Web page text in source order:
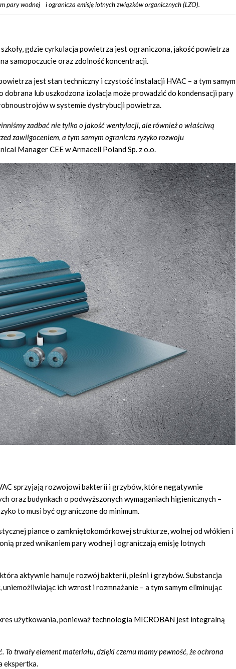
pary wodnej i ogranicza emisję lotnych związków organicznych (LZO).
gdzie cyrkulacja powietrza jest ograniczona, jakość powietrza
samopoczucie oraz zdolność koncentracji.
jest stan techniczny i czystość instalacji HVAC – a tym samym
lub uszkodzona izolacja może prowadzić do kondensacji pary
w systemie dystrybucji powietrza.
zadbać nie tylko o jakość wentylacji, ale również o właściwą
zawilgoceniem, a tym samym ogranicza ryzyko rozwoju
Manager CEE w Armacell Poland Sp. z o.o.
sprzyjają rozwojowi bakterii i grzybów, które negatywnie
oraz budynkach o podwyższonych wymaganiach higienicznych –
to musi być ograniczone do minimum.
piance o zamkniętokomórkowej strukturze, wolnej od włókien i
przed wnikaniem pary wodnej i ograniczają emisję lotnych
która aktywnie hamuje rozwój bakterii, pleśni i grzybów. Substancja
ich wzrost i rozmnażanie – a tym samym eliminując
użytkowania, ponieważ technologia MICROBAN jest integralną
trwały element materiału, dzięki czemu mamy pewność, że ochrona
ekspertka.